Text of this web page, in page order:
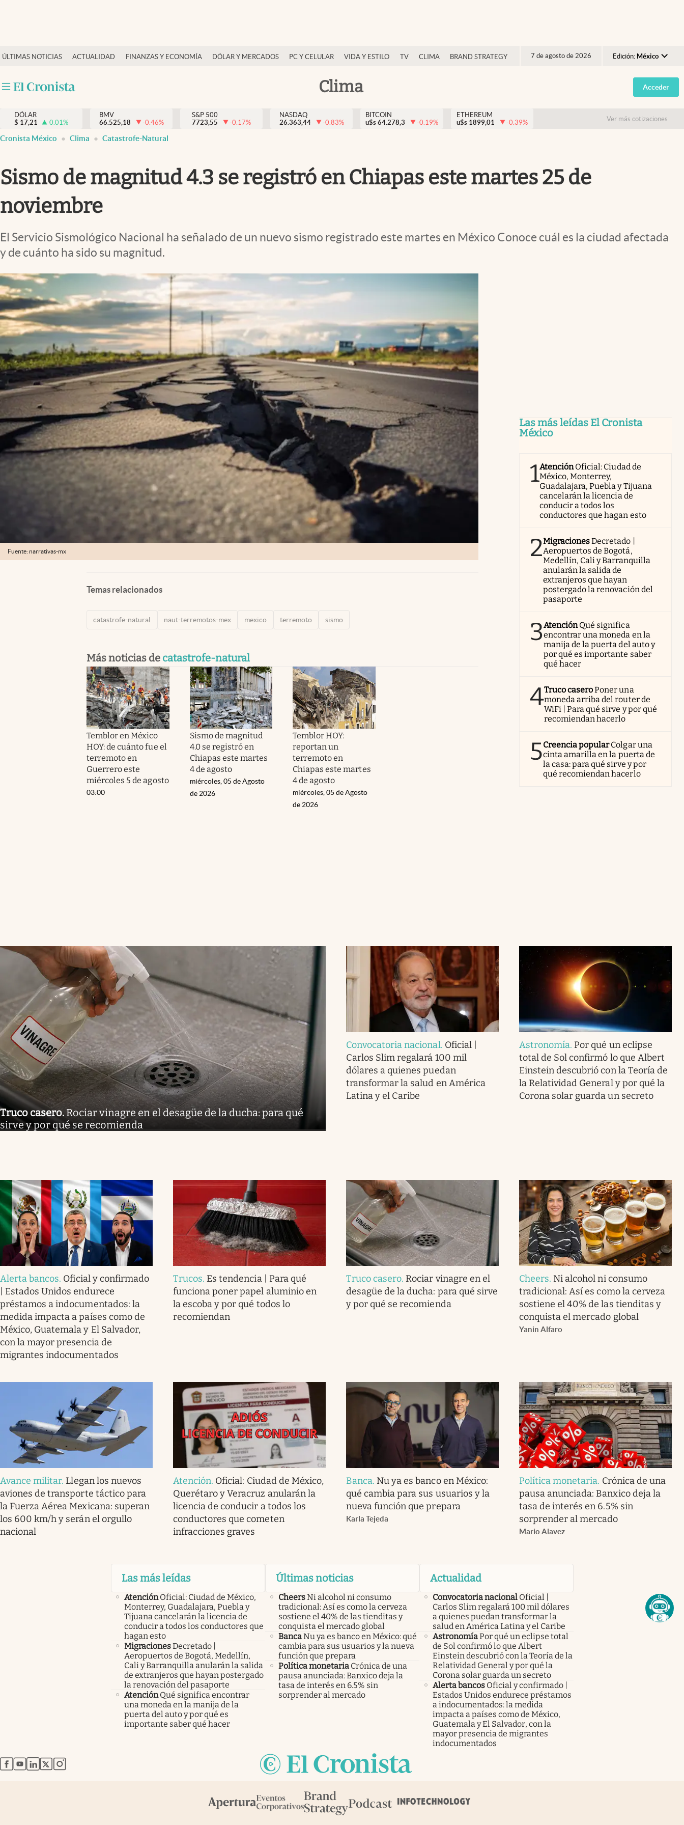
ÚLTIMAS NOTICIAS ACTUALIDAD FINANZAS Y ECONOMÍA DÓLAR Y MERCADOS PC Y CELULAR VIDA Y ESTILO TV CLIMA BRAND STRATEGY 7 de agosto de 2026 Edición: México
Argentina
España
USA
Clima
Actualidad
Internacionales
Opinión
Pc y celular
Vida y estilo
Tv
Clima
Espiritualidad
Mediakit
abre en nueva pestaña
Acceder
DÓLAR
$ 17,21 0.01%
BMV
66.525,18
-0.46%
S&P 500
7723,55
-0.17%
NASDAQ
26.363,44
-0.83%
BITCOIN
u$s 64.278,3 -0.19%
ETHEREUM
u$s 1899,01 -0.39% Ver más cotizaciones
Cronista México Clima Catastrofe-Natural
Sismo de magnitud 4.3 se registró en Chiapas este martes 25 de
noviembre
El Servicio Sismológico Nacional ha señalado de un nuevo sismo registrado este martes en México Conoce cuál es la ciudad afectada
y de cuánto ha sido su magnitud.
Fuente: narrativas-mx
Temas relacionados
catastrofe-natural naut-terremotos-mex mexico terremoto sismo
Más noticias de catastrofe-natural
Temblor en México
HOY: de cuánto fue el
terremoto en
Guerrero este
miércoles 5 de agosto
03:00
Sismo de magnitud
4.0 se registró en
Chiapas este martes
4 de agosto
miércoles, 05 de Agosto
de 2026
Temblor HOY:
reportan un
terremoto en
Chiapas este martes
4 de agosto
miércoles, 05 de Agosto
de 2026
Las más leídas El Cronista
México
1AtenciónOficial: Ciudad de
México, Monterrey,
Guadalajara, Puebla y Tijuana
cancelarán la licencia de
conducir a todos los
conductores que hagan esto
2MigracionesDecretado |
Aeropuertos de Bogotá,
Medellín, Cali y Barranquilla
anularán la salida de
extranjeros que hayan
postergado la renovación del
pasaporte
3AtenciónQué significa
encontrar una moneda en la
manija de la puerta del auto y
por qué es importante saber
qué hacer
4Truco caseroPoner una
moneda arriba del router de
WiFi | Para qué sirve y por qué
recomiendan hacerlo
5Creencia popularColgar una
cinta amarilla en la puerta de
la casa: para qué sirve y por
qué recomiendan hacerlo
Truco casero. Rociar vinagre en el desagüe de la ducha: para qué
sirve y por qué se recomienda
Convocatoria nacional. Oficial |
Carlos Slim regalará 100 mil
dólares a quienes puedan
transformar la salud en América
Latina y el Caribe
Astronomía. Por qué un eclipse
total de Sol confirmó lo que Albert
Einstein descubrió con la Teoría de
la Relatividad General y por qué la
Corona solar guarda un secreto
Alerta bancos. Oficial y confirmado
| Estados Unidos endurece
préstamos a indocumentados: la
medida impacta a países como de
México, Guatemala y El Salvador,
con la mayor presencia de
migrantes indocumentados
Trucos. Es tendencia | Para qué
funciona poner papel aluminio en
la escoba y por qué todos lo
recomiendan
Truco casero. Rociar vinagre en el
desagüe de la ducha: para qué sirve
y por qué se recomienda
Cheers. Ni alcohol ni consumo
tradicional: Así es como la cerveza
sostiene el 40% de las tienditas y
conquista el mercado global
Yanin Alfaro
Avance militar. Llegan los nuevos
aviones de transporte táctico para
la Fuerza Aérea Mexicana: superan
los 600 km/h y serán el orgullo
nacional
Atención. Oficial: Ciudad de México,
Querétaro y Veracruz anularán la
licencia de conducir a todos los
conductores que cometen
infracciones graves
Banca. Nu ya es banco en México:
qué cambia para sus usuarios y la
nueva función que prepara
Karla Tejeda
Política monetaria. Crónica de una
pausa anunciada: Banxico deja la
tasa de interés en 6.5% sin
sorprender al mercado
Mario Alavez
Las más leídas
Atención Oficial: Ciudad de México,
Monterrey, Guadalajara, Puebla y
Tijuana cancelarán la licencia de
conducir a todos los conductores que
hagan esto
MigracionesDecretado |
Aeropuertos de Bogotá, Medellín,
Cali y Barranquilla anularán la salida
de extranjeros que hayan postergado
la renovación del pasaporte
Atención Qué significa encontrar
una moneda en la manija de la
puerta del auto y por qué es
importante saber qué hacer
Últimas noticias
CheersNi alcohol ni consumo
tradicional: Así es como la cerveza
sostiene el 40% de las tienditas y
conquista el mercado global
BancaNu ya es banco en México: qué
cambia para sus usuarios y la nueva
función que prepara
Política monetaria Crónica de una
pausa anunciada: Banxico deja la
tasa de interés en 6.5% sin
sorprender al mercado
Actualidad
Convocatoria nacional Oficial |
Carlos Slim regalará 100 mil dólares
a quienes puedan transformar la
salud en América Latina y el Caribe
AstronomíaPor qué un eclipse total
de Sol confirmó lo que Albert
Einstein descubrió con la Teoría de la
Relatividad General y por qué la
Corona solar guarda un secreto
Alerta bancos Oficial y confirmado |
Estados Unidos endurece préstamos
a indocumentados: la medida
impacta a países como de México,
Guatemala y El Salvador, con la
mayor presencia de migrantes
indocumentados
abre en nueva pestaña
abre en nueva pestaña
abre en nueva pestaña
abre en nueva pestaña
abre en nueva pestaña